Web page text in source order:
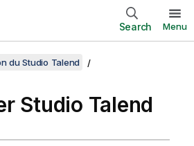
Search Menu
du Studio Talend
Studio Talend